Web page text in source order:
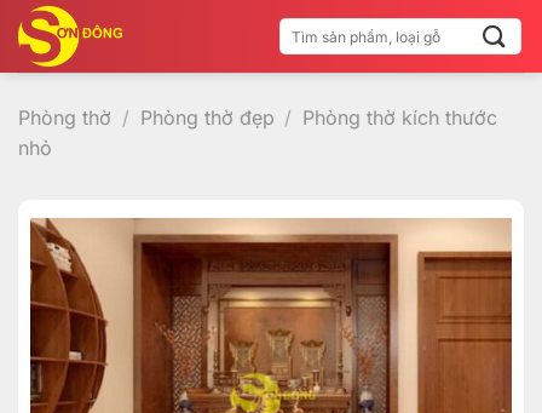
qua
nội
dung
Tìm
kiếm:
Phòng thờ / Phòng thờ đẹp / Phòng thờ kích thước
nhỏ